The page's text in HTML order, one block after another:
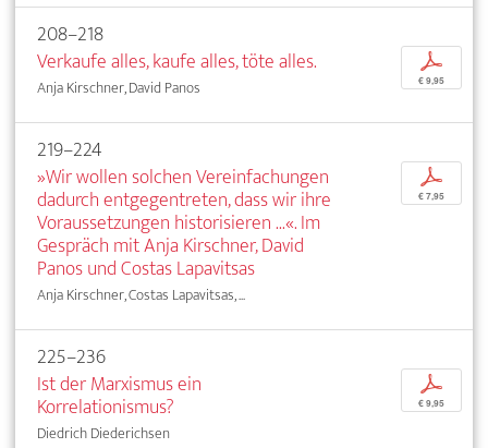
208–218
Verkaufe alles, kaufe alles, töte alles.
Anja Kirschner, David Panos
p
€ 9,95
219–224
»Wir wollen solchen Vereinfachungen
dadurch entgegentreten, dass wir ihre
Voraussetzungen historisieren ...«. Im
Gespräch mit Anja Kirschner, David
Panos und Costas Lapavitsas
Anja Kirschner, Costas Lapavitsas, ...
p
€ 7,95
225–236
Ist der Marxismus ein
Korrelationismus?
Diedrich Diederichsen
p
€ 9,95